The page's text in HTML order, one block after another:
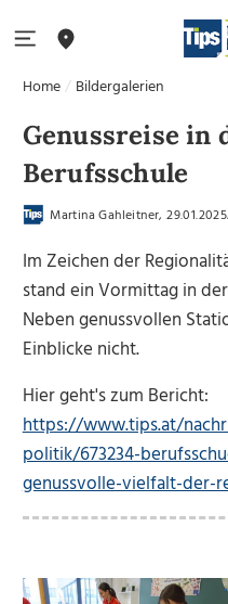
Home Bildergalerien
Genussreise in
Berufsschule
Martina Gahleitner, 29.01.2025
Im Zeichen der
stand ein Vormittag in
Neben genussvollen
Einblicke nicht.
Hier geht's zum Bericht:
https://www.tips.at/
politik/673234-
genussvolle-vielfalt-der-